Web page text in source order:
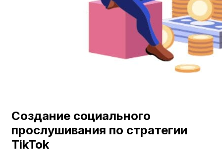
Создание социального
прослушивания по стратегии
TikTok